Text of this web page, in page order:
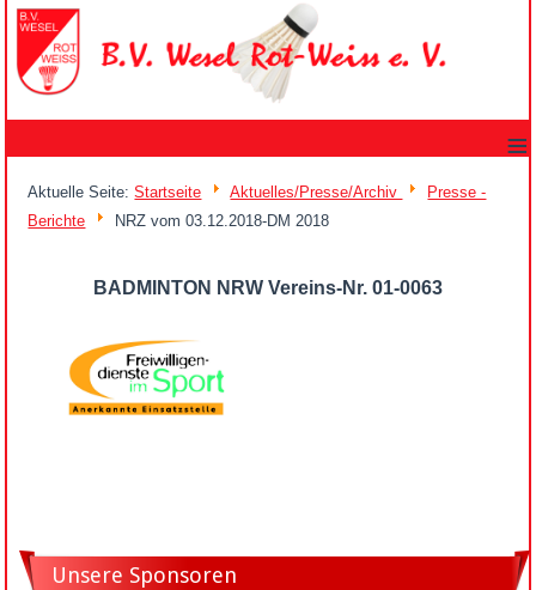
≡
Aktuelle Seite:Startseite Aktuelles/Presse/Archiv
Presse -
Berichte
NRZ vom 03.12.2018-DM 2018
BADMINTON NRW Vereins-Nr. 01-0063
Unsere Sponsoren